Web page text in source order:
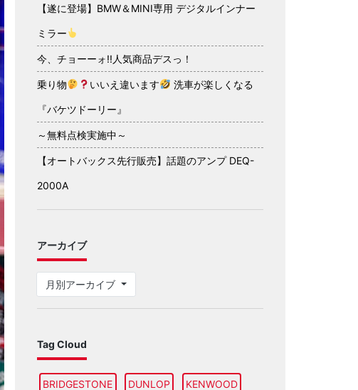
【遂に登場】BMW＆MINI専用 デジタルインナー
ミラー
今、チョーーォ!!人気商品デスっ！
乗り物 いいえ違います 洗車が楽しくなる
『バケツドーリー』
～無料点検実施中～
【オートバックス先行販売】話題のアンプ DEQ-
2000A
アーカイブ
月別アーカイブ
Tag Cloud
BRIDGESTONE DUNLOP KENWOOD